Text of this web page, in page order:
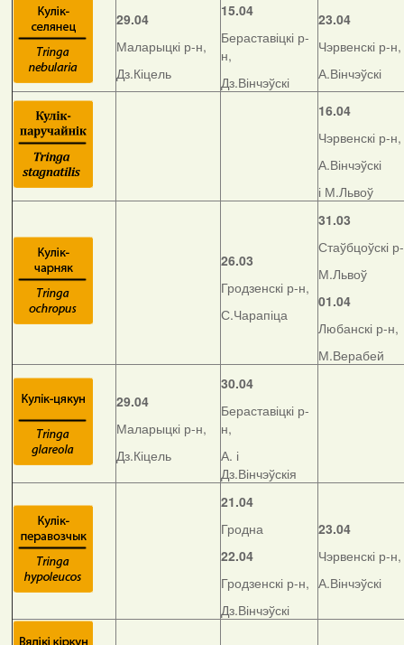
29.04
Маларыцкі р-н,
Дз.Кіцель
15.04
Бераставіцкі р-
н,
Дз.Вінчэўскі
23.04
Чэрвенскі р-н,
А.Вінчэўскі
16.04
Чэрвенскі р-н,
А.Вінчэўскі
і М.Львоў
26.03
Гродзенскі р-н,
С.Чарапіца
31.03
Стаўбцоўскі
М.Львоў
01.04
Любанскі р-н,
М.Верабей
29.04
Маларыцкі р-н,
Дз.Кіцель
30.04
Бераставіцкі р-
н,
А. і
Дз.Вінчэўскія
21.04
Гродна
22.04
Гродзенскі р-н,
Дз.Вінчэўскі
23.04
Чэрвенскі р-н,
А.Вінчэўскі